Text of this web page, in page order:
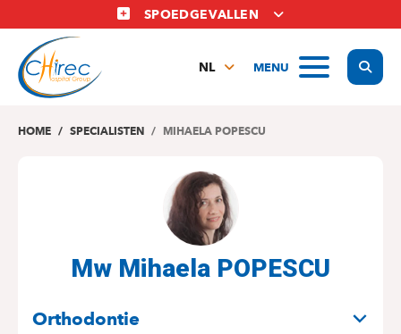
en
naar
inhoud
SPOEDGEVALLEN
MENU
NL
EN
HOME SPECIALISTEN MIHAELA POPESCU
Mw Mihaela POPESCU
Orthodontie